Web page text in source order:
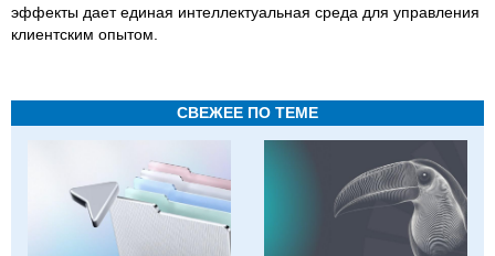
эффекты дает единая интеллектуальная среда для управления
клиентским опытом.
СВЕЖЕЕ ПО ТЕМЕ